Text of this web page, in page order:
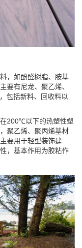
，如酚醛树脂、胺基
要有尼龙、聚乙烯、
包括新料、回收料以
200℃以下的热塑性塑
聚乙烯、聚丙烯基材
要用于轻型装饰建
，基本作用为胶粘作